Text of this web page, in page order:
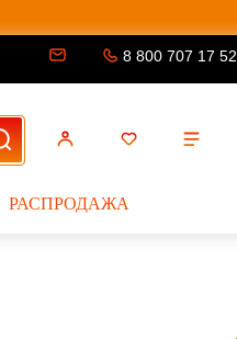
8 800 707 17 52
РАСПРОДАЖА